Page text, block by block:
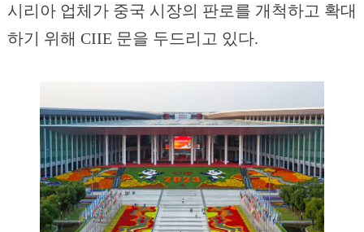
시리아 업체가 중국 시장의 판로를 개척하고 확대
하기 위해 CIIE 문을 두드리고 있다.